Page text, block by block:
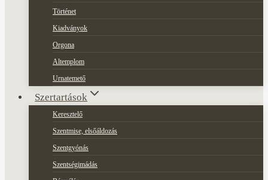
Történet
Kiadványok
Orgona
Altemplom
Urnatemető
Szertartások
Keresztelő
Szentmise, elsőáldozás
Szentgyónás
Szentségimádás